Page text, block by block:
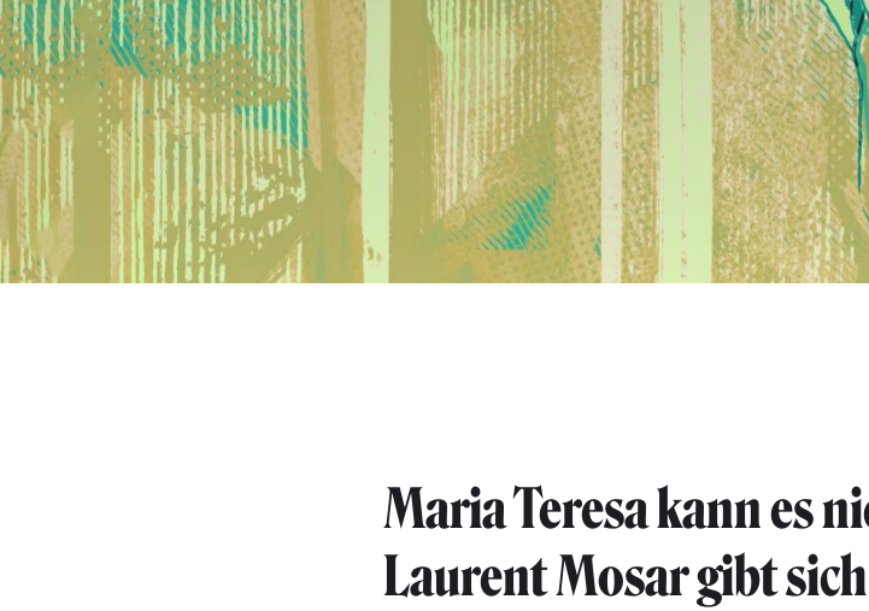
Maria Teresa kann es
Laurent Mosar gibt